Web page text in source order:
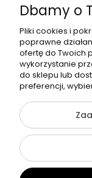
Telefon:
518358020
©2026
Dbamy o
Pliki cookies i
poprawne
ofertę do Twoich
wykorzystanie
do sklepu lub
preferencji,